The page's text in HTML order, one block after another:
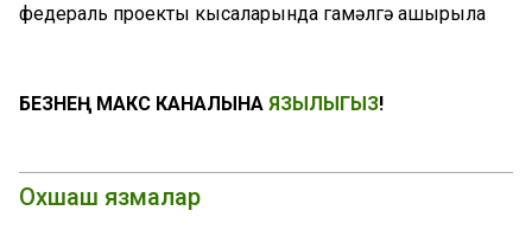
федераль проекты кысаларында гамәлгә ашырыла
БЕЗНЕҢ МАКС КАНАЛЫНА ЯЗЫЛЫГЫЗ!
Охшаш язмалар